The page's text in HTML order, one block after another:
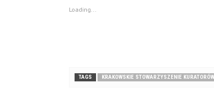
Loading...
TAGS KRAKOWSKIE STOWARZYSZENIE